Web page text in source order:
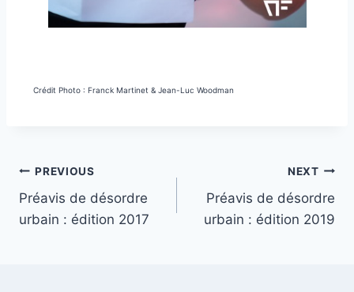
Crédit Photo : Franck Martinet & Jean-Luc Woodman
PREVIOUS
Préavis de désordre
urbain : édition 2017
NEXT
Préavis de désordre
urbain : édition 2019